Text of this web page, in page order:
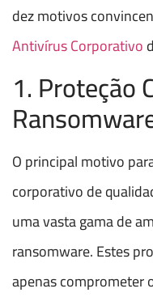
dez motivos
Antivírus Corporativo
1. Proteção
O principal motivo
corporativo de
uma vasta gama de
ransomware. Estes
apenas comprometer